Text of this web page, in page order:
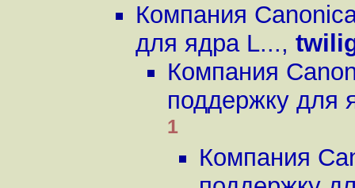
Компания
для ядра L...,
Компания
поддержку для
1
Компания